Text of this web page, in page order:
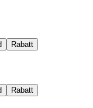
Rabatt
Rabatt